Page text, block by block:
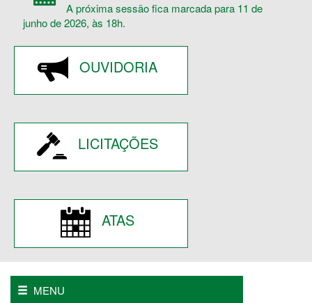
A próxima sessão fica marcada para 11 de
junho de 2026, às 18h.
OUVIDORIA
LICITAÇÕES
ATAS
MENU